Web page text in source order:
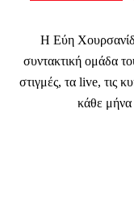
Η Εύη
συντακτική ομάδα
στιγμές, τα live, τις
κάθε μήνα